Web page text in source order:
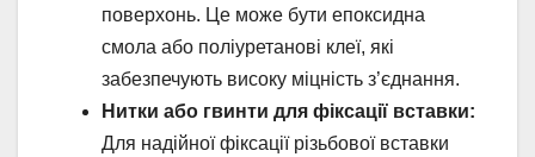
поверхонь. Це може бути епоксидна
смола або поліуретанові клеї, які
забезпечують високу міцність з’єднання.
Нитки або гвинти для фіксації вставки:
Для надійної фіксації різьбової вставки